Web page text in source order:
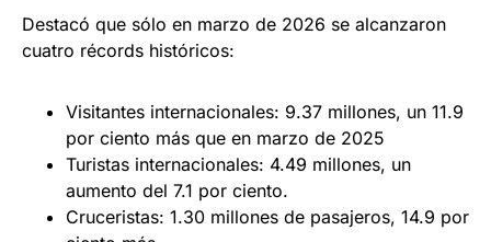
Destacó que sólo en marzo de 2026 se alcanzaron
cuatro récords históricos:
Visitantes internacionales: 9.37 millones, un 11.9
por ciento más que en marzo de 2025
Turistas internacionales: 4.49 millones, un
aumento del 7.1 por ciento.
Cruceristas: 1.30 millones de pasajeros, 14.9 por